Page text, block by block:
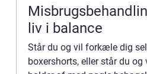
Misbrugsbehandling vejen
liv i balance
Står du og vil forkæle dig
boxershorts, eller står du